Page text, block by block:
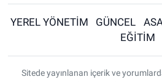
YEREL YÖNETİM GÜNCEL
EĞİTİM
Sitede yayınlanan içerik ve